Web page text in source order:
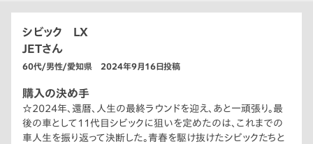
シビック LX
JETさん
60代/男性/愛知県 2024年9月16日投稿
購入の決め手
☆2024年、還暦、人生の最終ラウンドを迎え、あと一頑張り。最
後の車として11代目シビックに狙いを定めたのは、これまでの
車人生を振り返って決断した。青春を駆け抜けたシビックたちと